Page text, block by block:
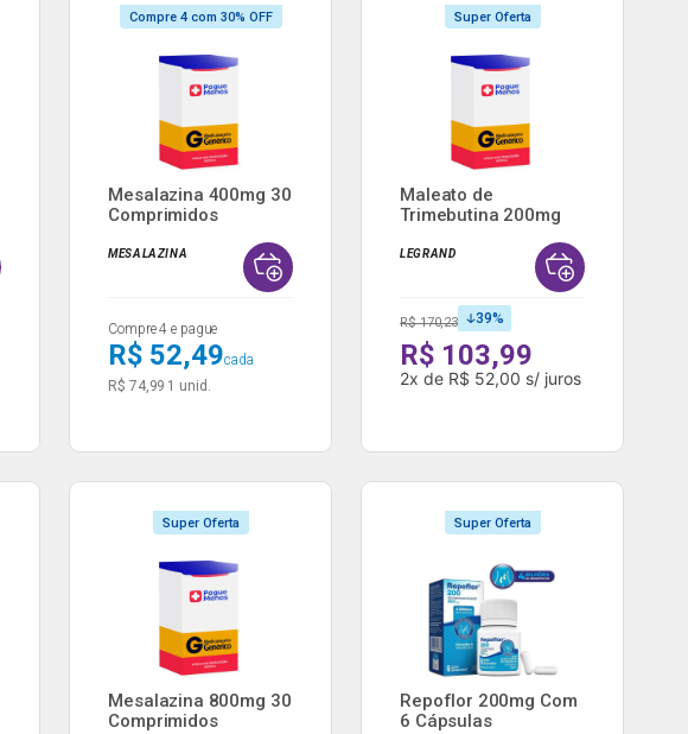
Compre 4 com 30% OFF
Mesalazina 400mg 30
Comprimidos
MESALAZINA
Compre 4 e pague
R$ 52,49cada
R$ 74,99 1 unid.
Super Oferta
Maleato de
Trimebutina 200mg
LEGRAND
R$ 170,23 39%
R$ 103,99
2x de R$ 52,00 s/ juros
Super Oferta
Mesalazina 800mg 30
Comprimidos
Super Oferta
Repoflor 200mg Com
6 Cápsulas